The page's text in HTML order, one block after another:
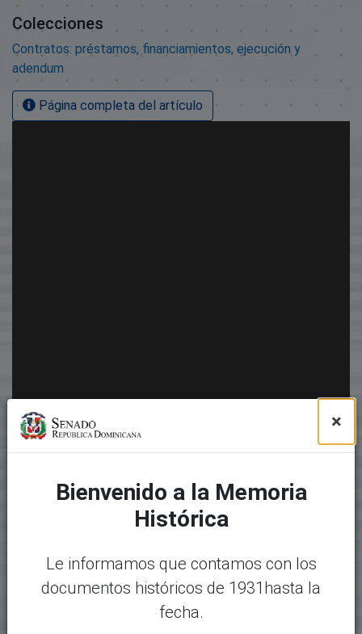
Colecciones
Contratos: préstamos, financiamientos, ejecución y
adendum
Página completa del artículo
×
Bienvenido a la Memoria
Histórica
Le informamos que contamos con los
documentos históricos de 1931hasta la
fecha.